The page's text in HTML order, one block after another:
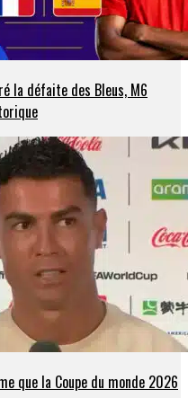
la défaite des Bleus, M6
que la Coupe du monde 2026